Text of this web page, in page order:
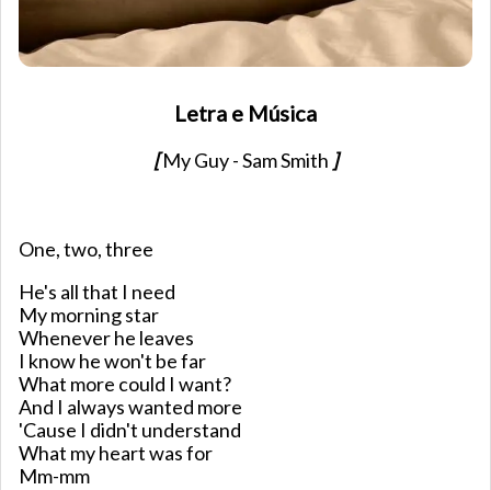
Letra e Música
[My Guy - Sam Smith ]
One, two, three
He's all that I need
My morning star
Whenever he leaves
I know he won't be far
What more could I want?
And I always wanted more
'Cause I didn't understand
What my heart was for
Mm-mm